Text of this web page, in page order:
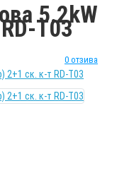
5.2kW
T03
0 отзива